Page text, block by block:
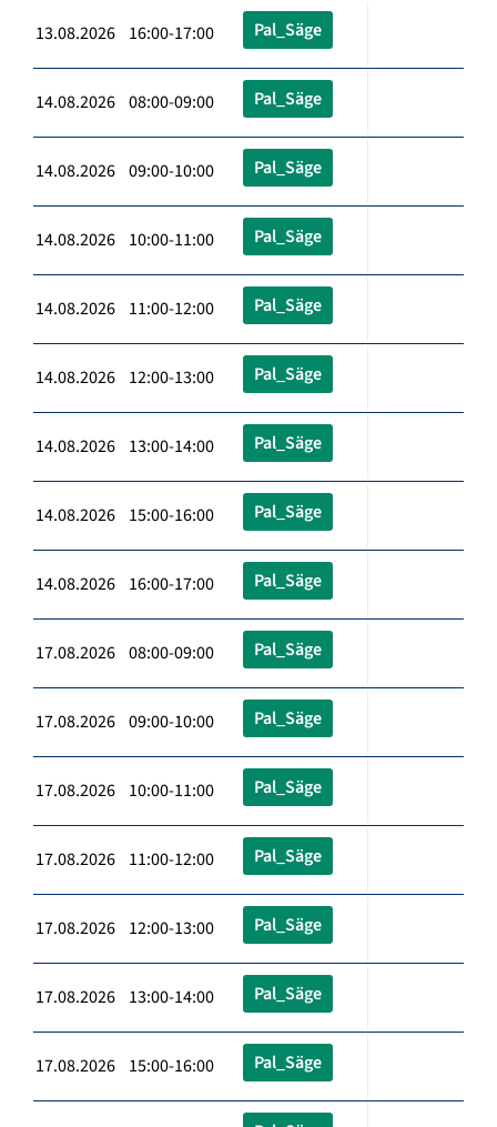
13.08.2026 16:00-17:00 Pal_Säge
14.08.2026 08:00-09:00 Pal_Säge
14.08.2026 09:00-10:00 Pal_Säge
14.08.2026 10:00-11:00 Pal_Säge
14.08.2026 11:00-12:00 Pal_Säge
14.08.2026 12:00-13:00 Pal_Säge
14.08.2026 13:00-14:00 Pal_Säge
14.08.2026 15:00-16:00 Pal_Säge
14.08.2026 16:00-17:00 Pal_Säge
17.08.2026 08:00-09:00 Pal_Säge
17.08.2026 09:00-10:00 Pal_Säge
17.08.2026 10:00-11:00 Pal_Säge
17.08.2026 11:00-12:00 Pal_Säge
17.08.2026 12:00-13:00 Pal_Säge
17.08.2026 13:00-14:00 Pal_Säge
17.08.2026 15:00-16:00 Pal_Säge